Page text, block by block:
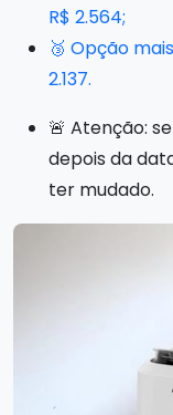
R$ 2.564;
🥉 Opção
2.137.
🚨 Atenção:
depois da
ter mudado.